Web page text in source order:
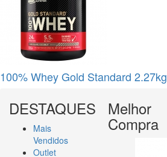
100% Whey Gold Standard 2.27kg
DESTAQUES
Mais
Vendidos
Outlet
Melhor
Compra